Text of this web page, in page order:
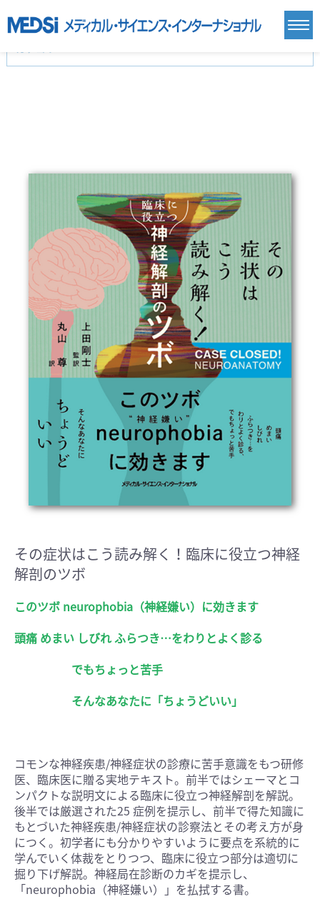
基礎医学(93)
基礎医学関連科学(80)
自然科学(25)
歯科学(3)
薬学(7)
保健・体育(1)
医学一般(91) マルチメディア(0)
その症状はこう読み解く！臨床に役立つ神経
解剖のツボ
このツボ neurophobia（神経嫌い）に効きます
頭痛 めまい しびれ ふらつき…をわりとよく診る
でもちょっと苦手
そんなあなたに「ちょうどいい」
コモンな神経疾患/神経症状の診療に苦手意識をもつ研修
医、臨床医に贈る実地テキスト。前半ではシェーマとコ
ンパクトな説明文による臨床に役立つ神経解剖を解説。
後半では厳選された25 症例を提示し、前半で得た知識に
もとづいた神経疾患/神経症状の診察法とその考え方が身
につく。初学者にも分かりやすいように要点を系統的に
学んでいく体裁をとりつつ、臨床に役立つ部分は適切に
掘り下げ解説。神経局在診断のカギを提示し、
「neurophobia（神経嫌い）」を払拭する書。